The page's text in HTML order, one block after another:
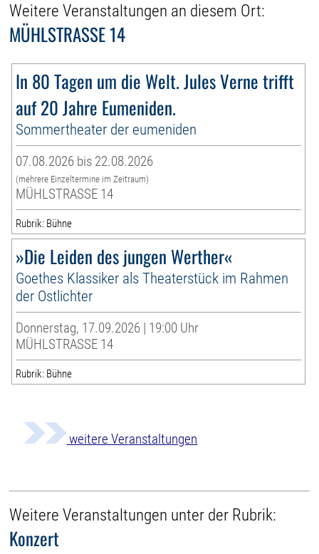
Weitere Veranstaltungen an diesem Ort:
MÜHLSTRASSE 14
In 80 Tagen um die Welt. Jules Verne trifft
auf 20 Jahre Eumeniden.
Sommertheater der eumeniden
07.08.2026 bis 22.08.2026
(mehrere Einzeltermine im Zeitraum)
MÜHLSTRASSE 14
Rubrik: Bühne
»Die Leiden des jungen Werther«
Goethes Klassiker als Theaterstück im Rahmen
der Ostlichter
Donnerstag, 17.09.2026 | 19:00 Uhr
MÜHLSTRASSE 14
Rubrik: Bühne
weitere Veranstaltungen
Weitere Veranstaltungen unter der Rubrik:
Konzert